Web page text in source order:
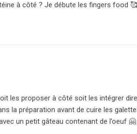
à côté ? Je débute les fingers food 🥰
les proposer à côté soit les intégrer
la préparation avant de cuire les
un petit gâteau contenant de l’oeuf 🤗